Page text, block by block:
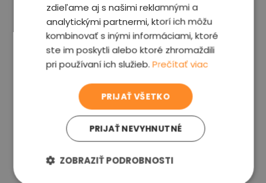
zdieľame aj s našimi reklamnými a
analytickými partnermi, ktorí ich môžu
kombinovať s inými informáciami, ktoré
ste im poskytli alebo ktoré zhromaždili
pri používaní ich služieb.Prečítať viac
PRIJAŤ VŠETKO
PRIJAŤ NEVYHNUTNÉ
ZOBRAZIŤ PODROBNOSTI